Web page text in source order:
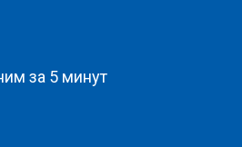
за 5 минут